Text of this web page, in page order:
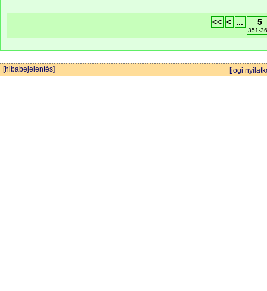
<< < ... 5
351-
[hibabejelentés] [jogi